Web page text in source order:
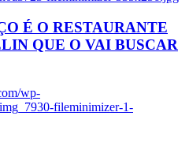
É O RESTAURANTE
QUE O VAI BUSCAR
wp-
fileminimizer-1-